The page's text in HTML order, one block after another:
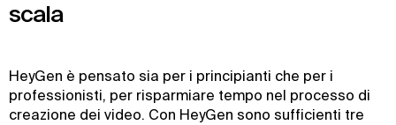
scala
HeyGen è pensato sia per i principianti che per i
professionisti, per risparmiare tempo nel processo di
creazione dei video. Con HeyGen sono sufficienti tre